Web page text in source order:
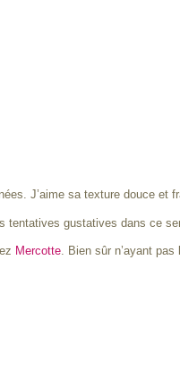
J’aime sa texture douce et
tentatives gustatives dans ce
Mercotte . Bien sûr n’ayant pas